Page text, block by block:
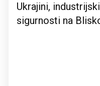
Ukrajini,
sigurnosti na